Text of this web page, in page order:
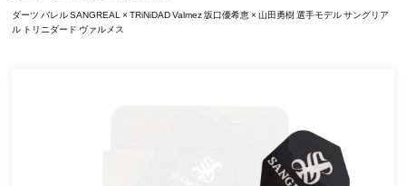
ダーツ バレル SANGREAL × TRiNiDAD Valmez 坂口優希恵 × 山田勇樹 選手モデル サングリア
ル トリニダード ヴァルメス